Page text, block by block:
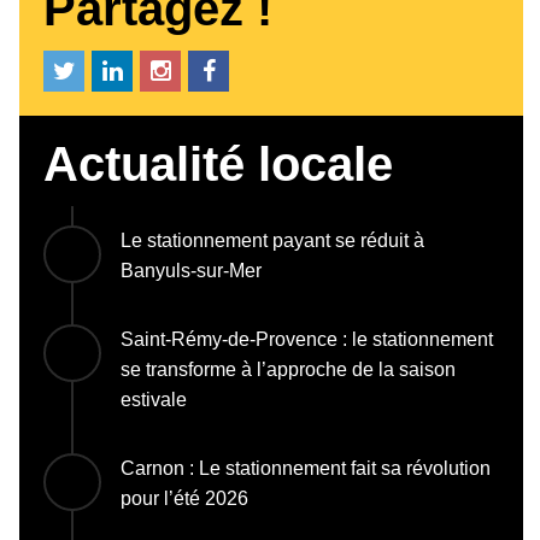
Actualité locale
Le stationnement payant se réduit à
Banyuls-sur-Mer
Saint-Rémy-de-Provence : le stationnement
se transforme à l’approche de la saison
estivale
Carnon : Le stationnement fait sa révolution
pour l’été 2026